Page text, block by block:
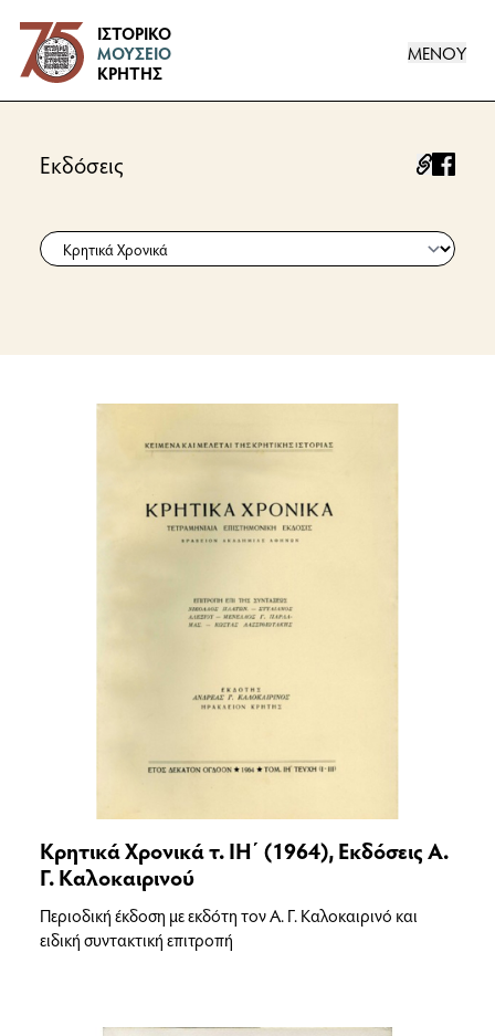
Logo
ΙΣΤΟΡΙΚΟ
ΜΟΥΣΕΙΟ
ΚΡΗΤΗΣ
ΜΕΝΟΥ
Εκδόσεις
Κρητικά Χρονικά τ. ΙΗ΄ (1964), Εκδόσεις Α.
Γ. Καλοκαιρινού
Περιοδική έκδοση με εκδότη τον Α. Γ. Καλοκαιρινό και
ειδική συντακτική επιτροπή